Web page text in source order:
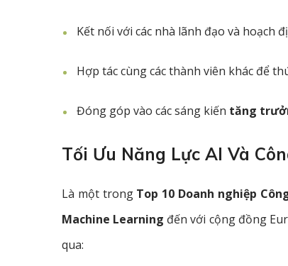
Kết nối với các nhà lãnh đạo và hoạch
Hợp tác cùng các thành viên khác để
Đóng góp vào các sáng kiến tăng
Tối Ưu Năng Lực AI Và
Là một trong Top 10 Doanh nghiệp
Machine Learning đến với cộng đồng
qua: